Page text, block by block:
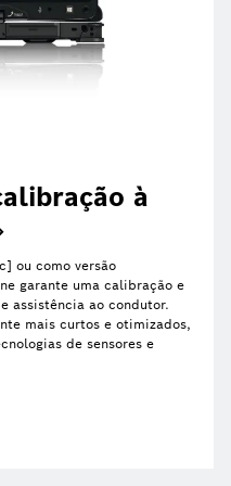
à
ou como versão
garante uma calibração e
assistência ao condutor.
mais curtos e otimizados,
de sensores e